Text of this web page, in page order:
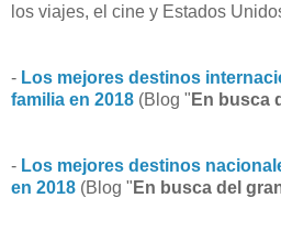
los viajes, el cine y Estados
- Los mejores destinos
familia en 2018 (Blog " En busca
- Los mejores destinos
en 2018 (Blog " En busca del